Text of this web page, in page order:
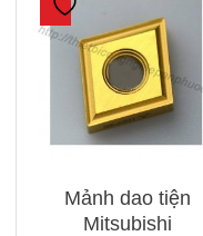
Mảnh dao tiện
Mitsubishi